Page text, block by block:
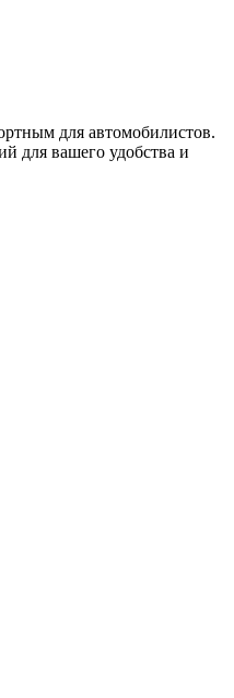
для автомобилистов.
для вашего удобства и